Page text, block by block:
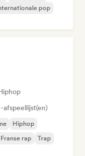
pop
Hiphop
Franse rap Trap